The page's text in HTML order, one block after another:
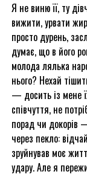
Я не виню її, ту
вижити, урвати
просто дурень,
думає, що в його
молода лялька
нього? Нехай
— досить із мене
співчуття, не
порад чи докорів
через пекло:
зруйнував моє
удару. Але я